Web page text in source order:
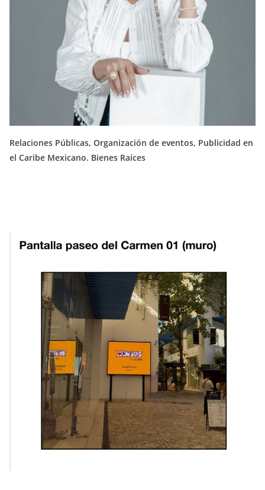
Relaciones Públicas, Organización de eventos, Publicidad en
el Caribe Mexicano. Bienes Raíces